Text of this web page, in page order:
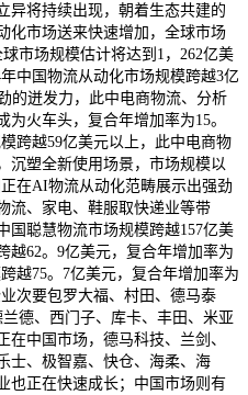
异将持续出现，朝着生态共建的
化市场送来快速增加，全球市场
市场规模估计将达到1，262亿美
中国物流从动化市场规模跨越3亿
的迸发力，此中电商物流、分析
火车头，复合年增加率为15。
跨越59亿美元以上，此中电商物
沉塑全新使用场景，市场规模以
在AI物流从动化范畴展示出强劲
流、家电、鞋服取快递业等带
国聪慧物流市场规模跨越157亿美
越62。9亿美元，复合年增加率为
越75。7亿美元，复合年增加率为
次要包罗大福、村田、德马泰
德、西门子、库卡、丰田、米亚
中国市场，德马科技、兰剑、
士、极智嘉、快仓、海柔、海
也正在快速成长；中国市场则有